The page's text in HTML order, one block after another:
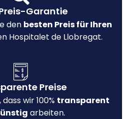
Garantie
den besten Preis für Ihren
Hospitalet de Llobregat.
Preise
wir 100% transparent
arbeiten.